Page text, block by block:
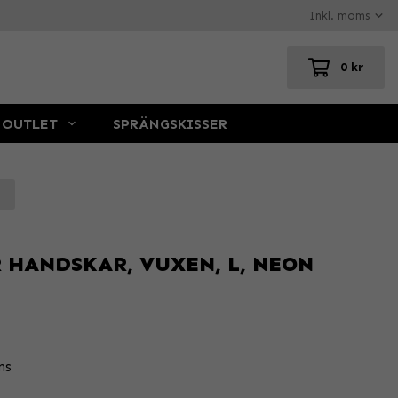
0 kr
OUTLET SPRÄNGSKISSER
VUXEN, L, NEON